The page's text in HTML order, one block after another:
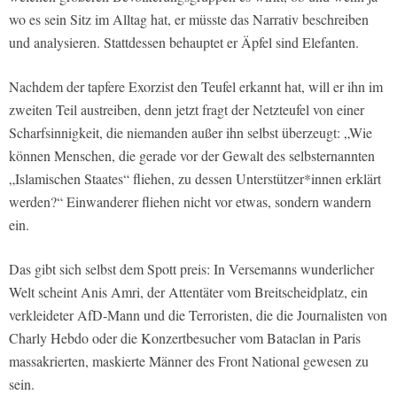
wo es sein Sitz im Alltag hat, er müsste das Narrativ beschreiben
und analysieren. Stattdessen behauptet er Äpfel sind Elefanten.
Nachdem der tapfere Exorzist den Teufel erkannt hat, will er ihn im
zweiten Teil austreiben, denn jetzt fragt der Netzteufel von einer
Scharfsinnigkeit, die niemanden außer ihn selbst überzeugt: „Wie
können Menschen, die gerade vor der Gewalt des selbsternannten
„Islamischen Staates“ fliehen, zu dessen Unterstützer*innen erklärt
werden?“ Einwanderer fliehen nicht vor etwas, sondern wandern
ein.
Das gibt sich selbst dem Spott preis: In Versemanns wunderlicher
Welt scheint Anis Amri, der Attentäter vom Breitscheidplatz, ein
verkleideter AfD-Mann und die Terroristen, die die Journalisten von
Charly Hebdo oder die Konzertbesucher vom Bataclan in Paris
massakrierten, maskierte Männer des Front National gewesen zu
sein.